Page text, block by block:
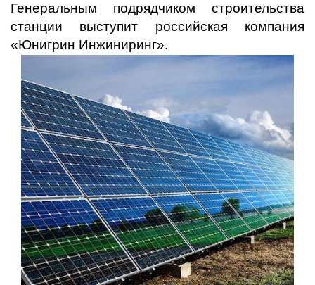
Генеральным подрядчиком строительства
станции выступит российская компания
«Юнигрин Инжиниринг».